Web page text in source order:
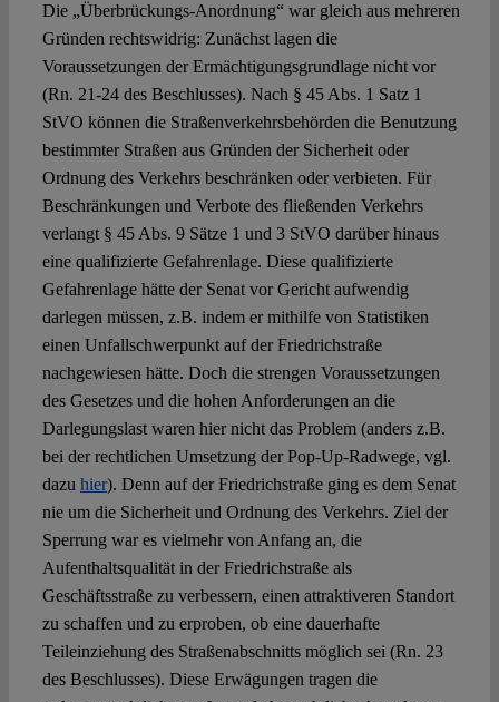
Die „Überbrückungs-Anordnung“ war gleich aus mehreren
Gründen rechtswidrig: Zunächst lagen die
Voraussetzungen der Ermächtigungsgrundlage nicht vor
(Rn. 21-24 des Beschlusses). Nach § 45 Abs. 1 Satz 1
StVO können die Straßenverkehrsbehörden die Benutzung
bestimmter Straßen aus Gründen der Sicherheit oder
Ordnung des Verkehrs beschränken oder verbieten. Für
Beschränkungen und Verbote des fließenden Verkehrs
verlangt § 45 Abs. 9 Sätze 1 und 3 StVO darüber hinaus
eine qualifizierte Gefahrenlage. Diese qualifizierte
Gefahrenlage hätte der Senat vor Gericht aufwendig
darlegen müssen, z.B. indem er mithilfe von Statistiken
einen Unfallschwerpunkt auf der Friedrichstraße
nachgewiesen hätte. Doch die strengen Voraussetzungen
des Gesetzes und die hohen Anforderungen an die
Darlegungslast waren hier nicht das Problem (anders z.B.
bei der rechtlichen Umsetzung der Pop-Up-Radwege, vgl.
dazu hier). Denn auf der Friedrichstraße ging es dem Senat
nie um die Sicherheit und Ordnung des Verkehrs. Ziel der
Sperrung war es vielmehr von Anfang an, die
Aufenthaltsqualität in der Friedrichstraße als
Geschäftsstraße zu verbessern, einen attraktiveren Standort
zu schaffen und zu erproben, ob eine dauerhafte
Teileinziehung des Straßenabschnitts möglich sei (Rn. 23
des Beschlusses). Diese Erwägungen tragen die